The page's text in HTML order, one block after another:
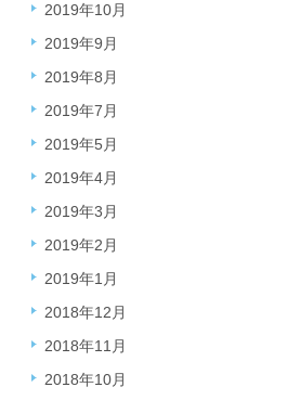
2019年10月
2019年9月
2019年8月
2019年7月
2019年5月
2019年4月
2019年3月
2019年2月
2019年1月
2018年12月
2018年11月
2018年10月